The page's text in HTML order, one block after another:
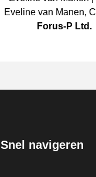
Eveline van Manen,
Forus-P Ltd.
Snel navigeren